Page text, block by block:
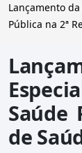
Lançamento
Pública na 2ª
Saúde
de